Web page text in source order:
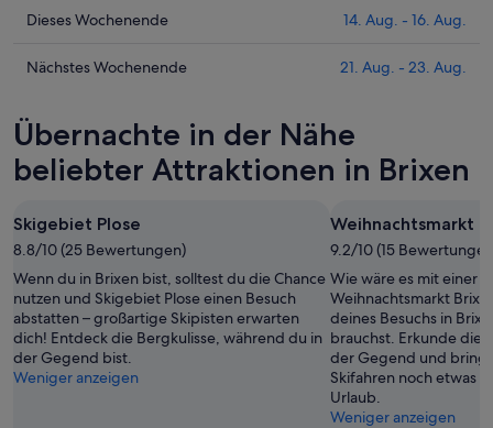
Brixen
Nacht,
-
Aug.
Preise
Brixen
11.
Aug.
-
Aug.
Prüfe
Preise
Brixen
dieses
Wochenende,
14.
-
16.
Aug.
Dieses Wochenende 14. Aug. - 16. Aug.
Prüfe
Preise
für
Brixen
am
Wochenende,
21.
Aug.
-
23.
Aug.
Nächstes Wochenende 21. Aug. - 23. Aug.
Übernachte in der Nähe
beliebter Attraktionen in Brixen
Skigebiet Plose
8.8/10 (25 Bewertungen)
Wenn du in Brixen bist, solltest du die Chance
nutzen und Skigebiet Plose einen Besuch
abstatten – großartige Skipisten erwarten
dich! Entdeck die Bergkulisse, während du in
der Gegend bist.
Weniger anzeigen
Weihnachtsmarkt
9.2/10 (15
Wie wäre es mit einer
Weihnachtsmarkt
deines Besuchs in
brauchst. Erkunde die
der Gegend und bring
Skifahren noch etwas
Urlaub.
Weniger anzeigen